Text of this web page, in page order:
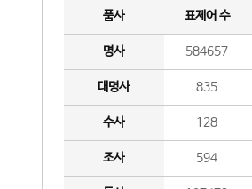
품사 표제어 수
명사 584657
대명사 835
수사 128
조사 594